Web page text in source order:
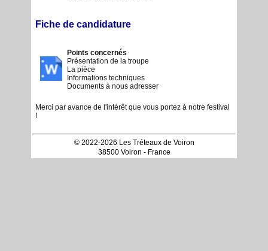
Fiche de candidature
Points concernés
Présentation de la troupe
La pièce
Informations techniques
Documents à nous adresser
Merci par avance de l'intérêt que vous portez à notre festival
!